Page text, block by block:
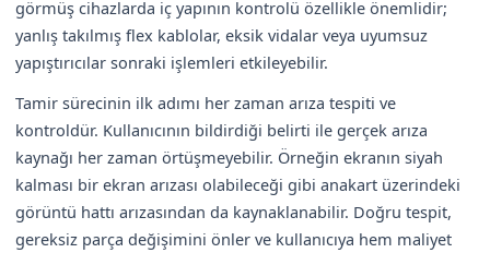
görmüş cihazlarda iç yapının kontrolü özellikle önemlidir;
yanlış takılmış flex kablolar, eksik vidalar veya uyumsuz
yapıştırıcılar sonraki işlemleri etkileyebilir.
Tamir sürecinin ilk adımı her zaman arıza tespiti ve
kontroldür. Kullanıcının bildirdiği belirti ile gerçek arıza
kaynağı her zaman örtüşmeyebilir. Örneğin ekranın siyah
kalması bir ekran arızası olabileceği gibi anakart üzerindeki
görüntü hattı arızasından da kaynaklanabilir. Doğru tespit,
gereksiz parça değişimini önler ve kullanıcıya hem maliyet